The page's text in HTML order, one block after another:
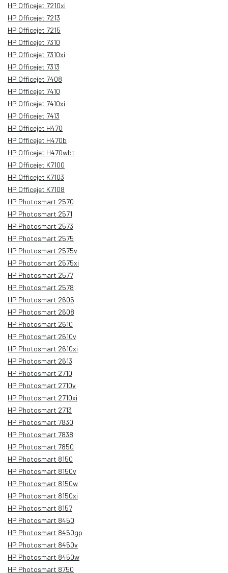
HP Officejet 7210xi
HP Officejet 7213
HP Officejet 7215
HP Officejet 7310
HP Officejet 7310xi
HP Officejet 7313
HP Officejet 7408
HP Officejet 7410
HP Officejet 7410xi
HP Officejet 7413
HP Officejet H470
HP Officejet H470b
HP Officejet H470wbt
HP Officejet K7100
HP Officejet K7103
HP Officejet K7108
HP Photosmart 2570
HP Photosmart 2571
HP Photosmart 2573
HP Photosmart 2575
HP Photosmart 2575v
HP Photosmart 2575xi
HP Photosmart 2577
HP Photosmart 2578
HP Photosmart 2605
HP Photosmart 2608
HP Photosmart 2610
HP Photosmart 2610v
HP Photosmart 2610xi
HP Photosmart 2613
HP Photosmart 2710
HP Photosmart 2710v
HP Photosmart 2710xi
HP Photosmart 2713
HP Photosmart 7830
HP Photosmart 7838
HP Photosmart 7850
HP Photosmart 8150
HP Photosmart 8150v
HP Photosmart 8150w
HP Photosmart 8150xi
HP Photosmart 8157
HP Photosmart 8450
HP Photosmart 8450gp
HP Photosmart 8450v
HP Photosmart 8450w
HP Photosmart 8750